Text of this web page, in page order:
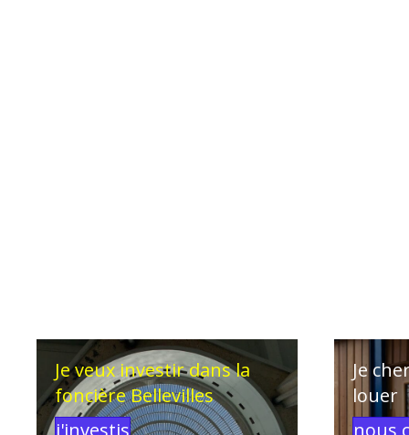
Je veux investir dans la
foncière Bellevilles
Je
louer